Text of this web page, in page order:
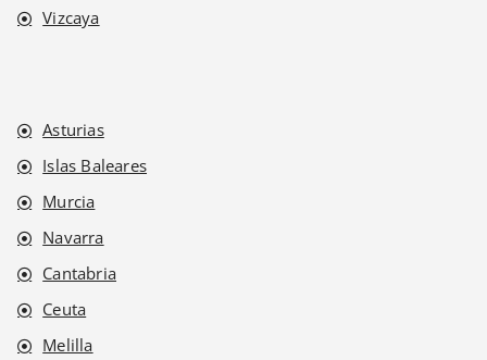
Vizcaya
Asturias
Islas Baleares
Murcia
Navarra
Cantabria
Ceuta
Melilla